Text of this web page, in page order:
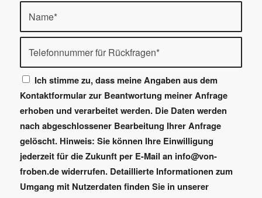
Ich stimme zu, dass meine Angaben aus dem
Kontaktformular zur Beantwortung meiner Anfrage
erhoben und verarbeitet werden. Die Daten werden
nach abgeschlossener Bearbeitung Ihrer Anfrage
gelöscht. Hinweis: Sie können Ihre Einwilligung
jederzeit für die Zukunft per E-Mail an info@von-
froben.de widerrufen. Detaillierte Informationen zum
Umgang mit Nutzerdaten finden Sie in unserer